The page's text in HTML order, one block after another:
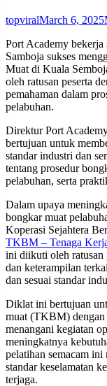
topviralMarch 6, 2025
Port Academy bekerja
Samboja sukses
Muat di Kuala
oleh ratusan peserta
pemahaman dalam
pelabuhan.
Direktur Port
bertujuan untuk
standar industri dan
tentang prosedur
pelabuhan, serta
Dalam upaya
bongkar muat
Koperasi Sejahtera
TKBM – Tenaga
ini diikuti oleh ratusan
dan keterampilan
dan sesuai standar
Diklat ini bertujuan
muat (TKBM) dengan
menangani kegiatan
meningkatnya
pelatihan semacam
standar keselamatan
terjaga.